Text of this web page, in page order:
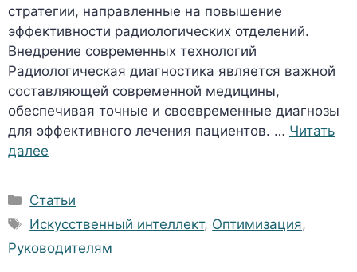
стратегии, направленные на повышение
эффективности радиологических отделений.
Внедрение современных технологий
Радиологическая диагностика является важной
составляющей современной медицины,
обеспечивая точные и своевременные диагнозы
для эффективного лечения пациентов. … Читать
далее
Рубрики
Статьи
Метки
Искусственный интеллект, Оптимизация,
Руководителям